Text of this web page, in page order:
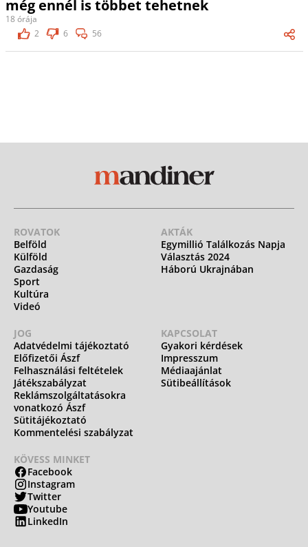
még ennél is többet tehetnek
18 órája
2
6 56
ROVATOK
Belföld
Külföld
Gazdaság
Sport
Kultúra
Videó
AKTÁK
Egymillió Találkozás Napja
Választás 2024
Háború Ukrajnában
JOG
Adatvédelmi tájékoztató
Előfizetői Ászf
Felhasználási feltételek
Játékszabályzat
Reklámszolgáltatásokra
vonatkozó Ászf
Sütitájékoztató
Kommentelési szabályzat
KAPCSOLAT
Gyakori kérdések
Impresszum
Médiaajánlat
Sütibeállítások
KÖVESS MINKET
Facebook
Instagram
Twitter
Youtube
LinkedIn